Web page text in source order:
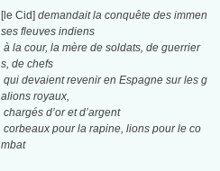
[le Cid] demandait la conquête des immen
ses fleuves indiens
à la cour, la mère de soldats, de guerrier
s, de chefs
qui devaient revenir en Espagne sur les g
alions royaux,
chargés d’or et d’argent
corbeaux pour la rapine, lions pour le co
mbat